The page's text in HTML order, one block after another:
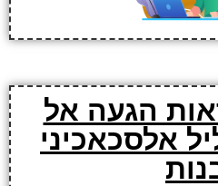
הגעה אל
אלסכאכיני